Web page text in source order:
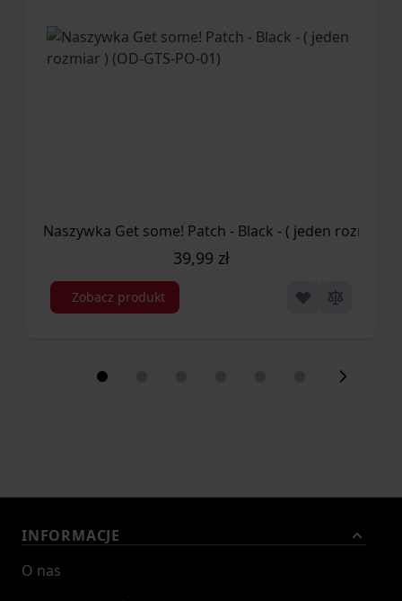
Naszywka Get some! Patch - Black - ( jeden rozmiar )
39,99 zł
Zobacz produkt
INFORMACJE
O nas